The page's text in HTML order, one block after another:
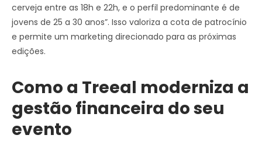
cerveja entre as 18h e 22h, e o perfil predominante é de
jovens de 25 a 30 anos”. Isso valoriza a cota de patrocínio
e permite um marketing direcionado para as próximas
edições.
Como a Treeal moderniza a
gestão financeira do seu
evento